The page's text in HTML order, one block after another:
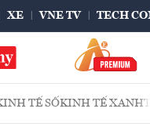
XE VNE TV TECH
TẾ SỐKINH TẾ XANH